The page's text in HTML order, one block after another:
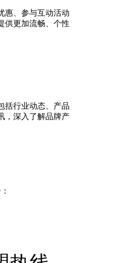
惠、参与互动活动
供更加流畅、个性
括行业动态、产品
，深入了解品牌产